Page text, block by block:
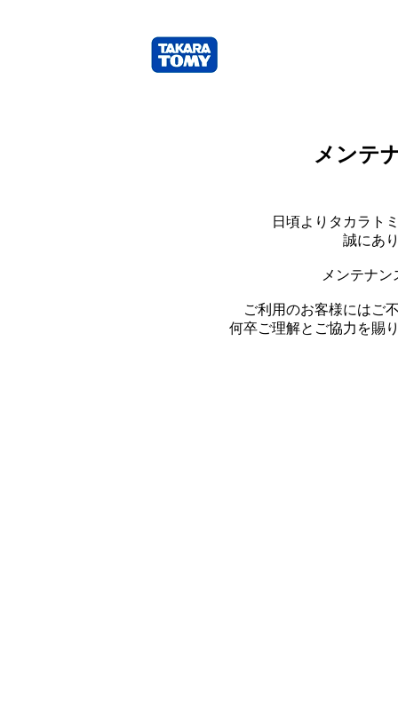
メンテ
日頃よりタカラト
誠にあ
メンテナ
ご利用のお客様にはご
何卒ご理解とご協力を賜